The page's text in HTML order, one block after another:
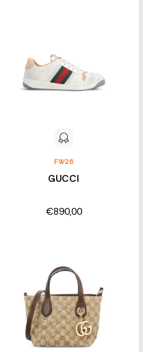
FW26
GUCCI
€890,00